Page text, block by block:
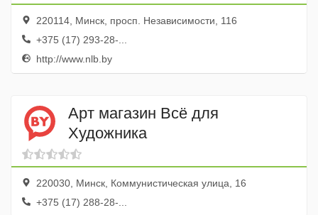
220114, Минск, просп. Независимости, 116
+375 (17) 293-28-...
http://www.nlb.by
Арт магазин Всё для
Художника
220030, Минск, Коммунистическая улица, 16
+375 (17) 288-28-...